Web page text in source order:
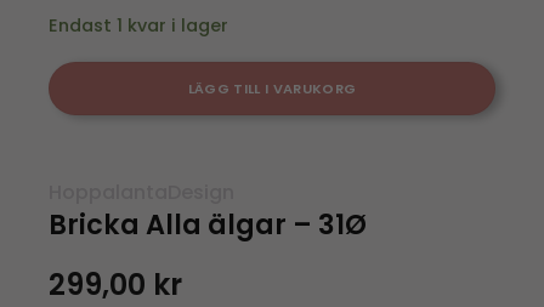
Endast 1 kvar i lager
LÄGG TILL I VARUKORG
Bricka Alla älgar – 31Ø
299,00 kr